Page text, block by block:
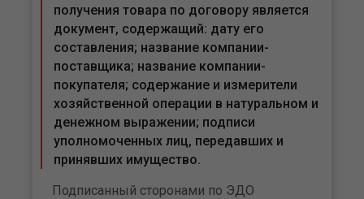
получения товара по договору является
документ, содержащий: дату его
составления; название компании-
поставщика; название компании-
покупателя; содержание и измерители
хозяйственной операции в натуральном и
денежном выражении; подписи
уполномоченных лиц, передавших и
принявших имущество.
Подписанный сторонами по ЭДО